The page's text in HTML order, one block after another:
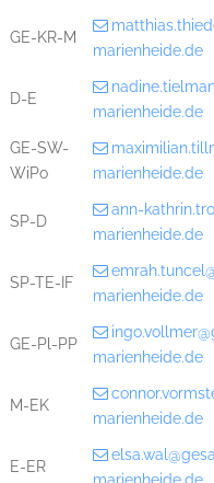
GE-KR-M
marienheide.de
D-E
marienheide.de
GE-SW-
WiPo
marienheide.de
SP-D
ann-
marienheide.de
SP-TE-IF
marienheide.de
GE-Pl-PP
marienheide.de
M-EK
marienheide.de
E-ER